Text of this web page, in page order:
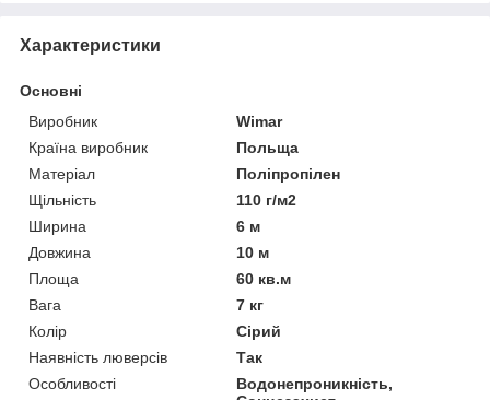
Характеристики
Основні
Виробник
Wimar
Країна виробник
Польща
Матеріал
Поліпропілен
Щільність
110 г/м2
Ширина
6 м
Довжина
10 м
Площа
60 кв.м
Вага
7 кг
Колір
Сірий
Наявність люверсів
Так
Особливості
Водонепроникність,